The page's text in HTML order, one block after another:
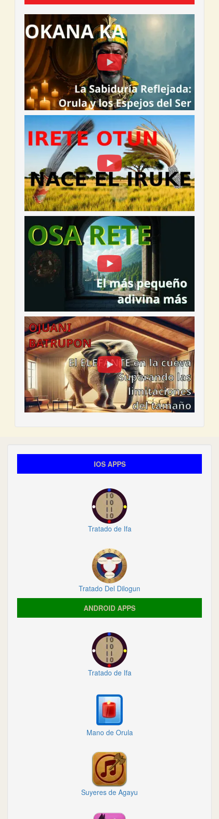
IOS APPS
Tratado de Ifa
Tratado Del Dilogun
ANDROID APPS
Tratado de Ifa
Mano de Orula
Suyeres de Agayu